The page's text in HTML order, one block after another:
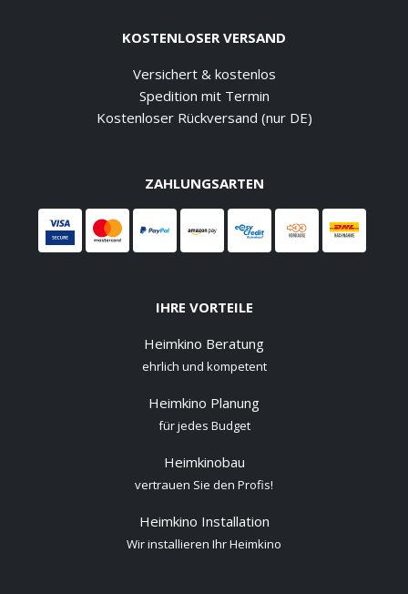
KOSTENLOSER VERSAND
Versichert & kostenlos
Spedition mit Termin
Kostenloser Rückversand (nur DE)
ZAHLUNGSARTEN
IHRE VORTEILE
Heimkino Beratung
ehrlich und kompetent
Heimkino Planung
für jedes Budget
Heimkinobau
vertrauen Sie den Profis!
Heimkino Installation
Wir installieren Ihr Heimkino